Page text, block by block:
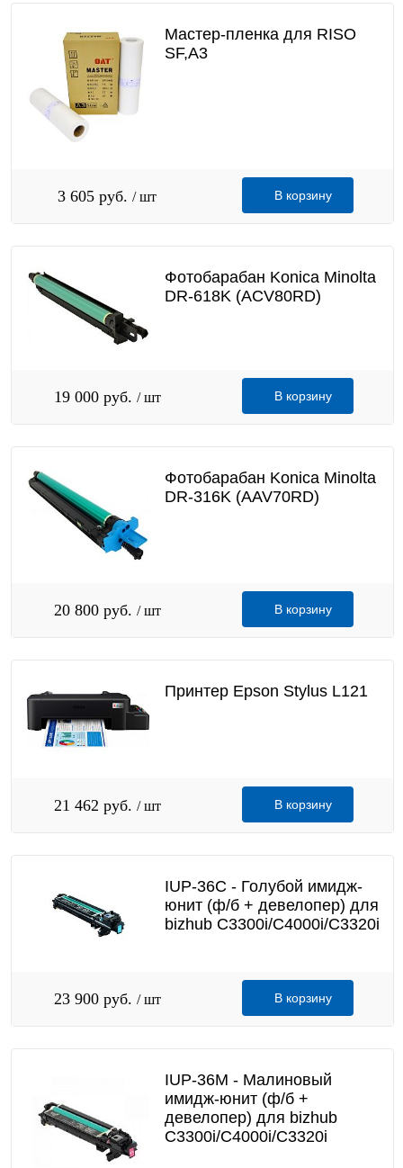
Мастер-пленка для RISO
SF,А3
3 605 руб. / шт В корзину
Фотобарабан Konica Minolta
DR-618K (ACV80RD)
19 000 руб. / шт В корзину
Фотобарабан Konica Minolta
DR-316K (AAV70RD)
20 800 руб. / шт В корзину
Принтер Epson Stylus L121
21 462 руб. / шт В корзину
IUP-36C - Голубой имидж-
юнит (ф/б + девелопер) для
bizhub C3300i/С4000i/C3320i
23 900 руб. / шт В корзину
IUP-36M - Малиновый
имидж-юнит (ф/б +
девелопер) для bizhub
C3300i/С4000i/C3320i